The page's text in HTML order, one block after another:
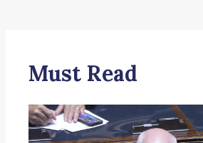
Must Read